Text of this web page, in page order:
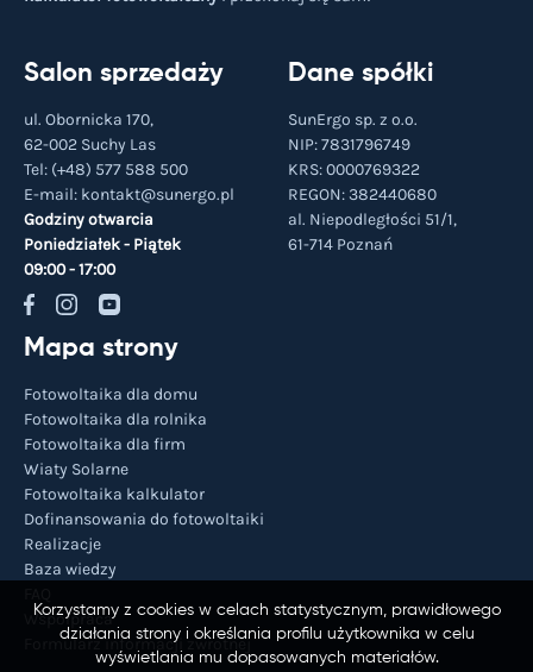
Salon sprzedaży
ul. Obornicka 170,
62-002 Suchy Las
Tel: (+48) 577 588 500
E-mail: kontakt@sunergo.pl
Godziny otwarcia
Poniedziałek - Piątek
09:00 - 17:00
Dane spółki
SunErgo sp. z o.o.
NIP: 7831796749
KRS: 0000769322
REGON: 382440680
al. Niepodległości 51/1,
61-714 Poznań
Mapa strony
Fotowoltaika dla domu
Fotowoltaika dla rolnika
Fotowoltaika dla firm
Wiaty Solarne
Fotowoltaika kalkulator
Dofinansowania do fotowoltaiki
Realizacje
Baza wiedzy
Współpraca
Formularz informacji zwrotnej
Korzystamy z cookies w celach statystycznym, prawidłowego
działania strony i określania profilu użytkownika w celu
wyświetlania mu dopasowanych materiałów.